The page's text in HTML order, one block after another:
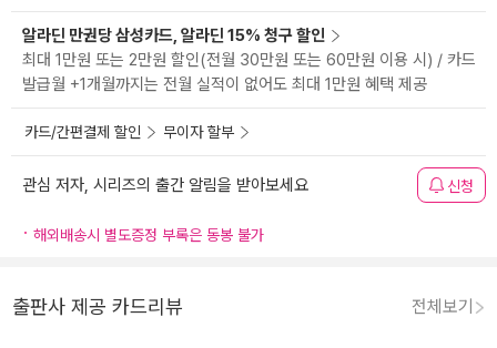
알라딘 만권당 삼성카드, 알라딘 15% 청구 할인
최대 1만원 또는 2만원 할인(전월 30만원 또는 60만원 이용 시) / 카드
발급월 +1개월까지는 전월 실적이 없어도 최대 1만원 혜택 제공
카드/간편결제 할인 무이자 할부
관심 저자, 시리즈의 출간 알림을 받아보세요 신청
해외배송시 별도증정 부록은 동봉 불가
출판사 제공 카드리뷰 전체보기